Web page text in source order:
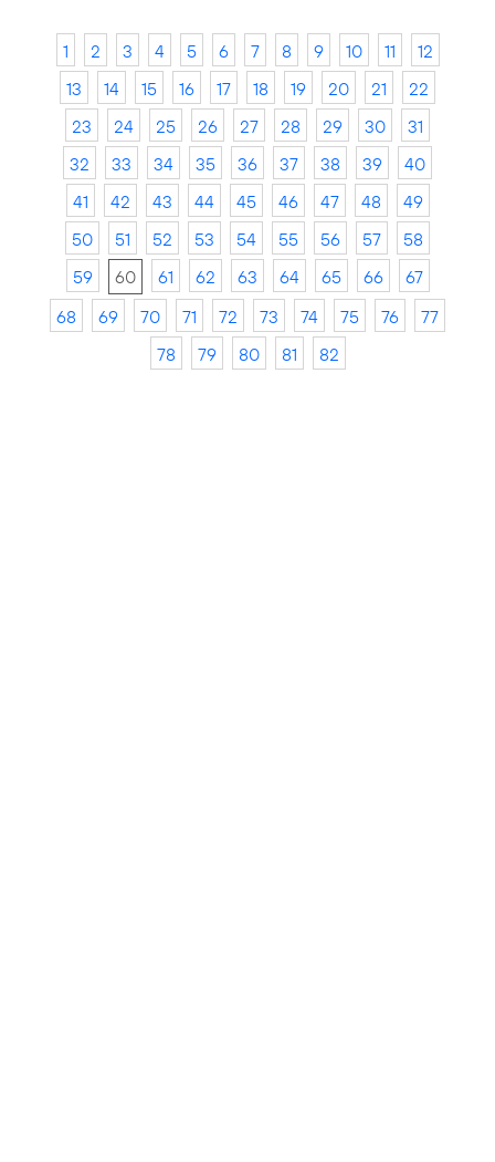
1 2 3 4 5 6 7 8 9 10 11
12
13
14 15 16 17 18 19 20 21
22
23
24 25 26 27 28 29 30
31
32
33 34 35 36 37 38 39
40
41
42 43 44 45 46 47 48
49
50
51 52 53 54 55 56 57
58
59
60 61 62 63 64 65 66
67
68
69 70 71 72 73 74 75 76
77
78
79 80 81 82